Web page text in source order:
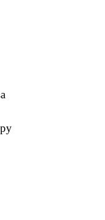
качества
камеру